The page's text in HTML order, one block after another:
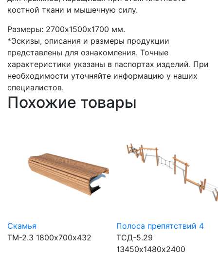
костной ткани и мышечную силу.
Размеры: 2700х1500х1700 мм.
*Эскизы, описания и размеры продукции
представлены для ознакомления. Точные
характеристики указаны в паспортах изделий. При
необходимости уточняйте информацию у наших
специалистов.
Похожие товары
Скамья
ТМ-2.3 1800х700х432
Полоса препятствий 4
ТСД-5.29
13450х1480х2400